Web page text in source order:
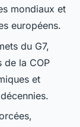
mondiaux et
européens.
du G7,
de la COP
et